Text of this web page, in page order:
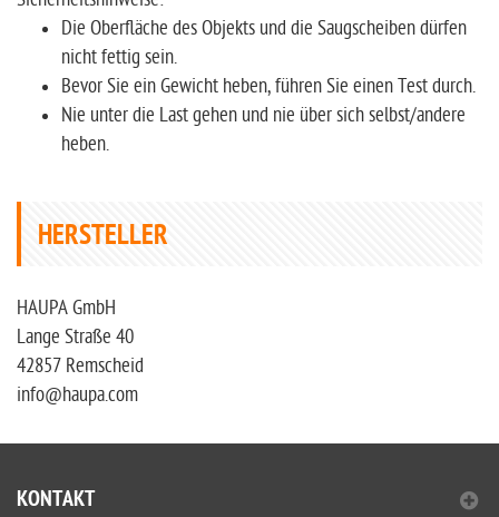
Die Oberfläche des Objekts und die Saugscheiben dürfen
nicht fettig sein.
Bevor Sie ein Gewicht heben, führen Sie einen Test durch.
Nie unter die Last gehen und nie über sich selbst/andere
heben.
HERSTELLER
HAUPA GmbH
Lange Straße 40
42857 Remscheid
info@haupa.com
KONTAKT